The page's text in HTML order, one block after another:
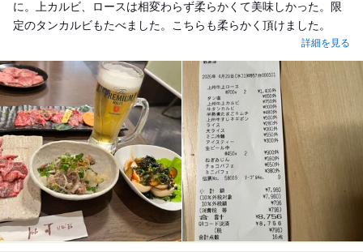
に。上カルビ、ロースは相変わらず柔らかくて美味しかった。限
定のタンカルビもたべました。こちらも柔らかく頂けました。
詳細を見る